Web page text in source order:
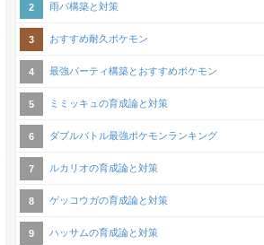
雨パ構築と対策
おすすめ耐久ポケモン
最強パーティ構築とおすすめポケモン
ミミッキュの育成論と対策
ダブルバトル最強ポケモンランキング
ルカリオの育成論と対策
ゲッコウガの育成論と対策
ハッサムの育成論と対策